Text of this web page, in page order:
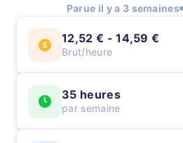
Parue il y a 3 semaines
12,52 € - 14,59 €
Brut/heure
35 heures
par semaine